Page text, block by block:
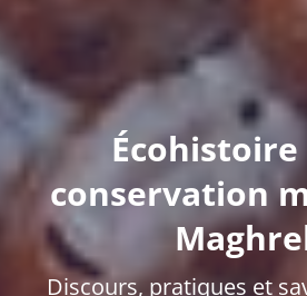
Écohistoire
conservation
Discours, pratiques et